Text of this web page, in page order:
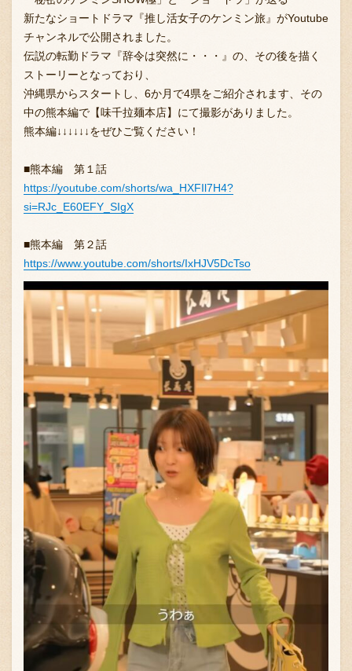
新たなショートドラマ『推し活女子のケンミン旅』がYoutube
チャンネルで公開されました。
伝説の転勤ドラマ『辞令は突然に・・・』の、その後を描く
ストーリーとなっており、
沖縄県からスタートし、6か月で4県をご紹介されます、その
中の熊本編で【味千拉麺本店】にて撮影がありました。
熊本編↓↓↓↓↓↓をぜひご覧ください！
■熊本編 第１話
https://youtube.com/shorts/wa_HXFIl7H4?
si=RJc_E60EFY_SIgX
■熊本編 第２話
https://www.youtube.com/shorts/IxHJV5DcTso